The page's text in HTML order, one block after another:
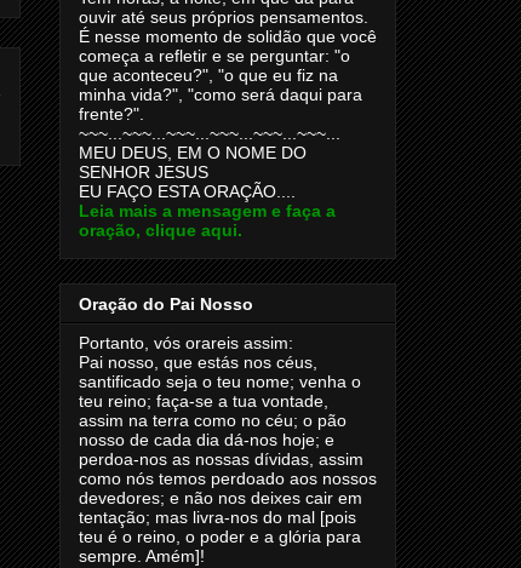
ouvir até seus próprios pensamentos.
É nesse momento de solidão que você
começa a refletir e se perguntar: "o
que aconteceu?", "o que eu fiz na
minha vida?", "como será daqui para
frente?".
~~~...~~~...~~~...~~~...~~~...~~~...
MEU DEUS, EM O NOME DO
SENHOR JESUS
EU FAÇO ESTA ORAÇÃO....
Leia mais a mensagem e faça a
oração, clique aqui.
Oração do Pai Nosso
Portanto, vós orareis assim:
Pai nosso, que estás nos céus,
santificado seja o teu nome; venha o
teu reino; faça-se a tua vontade,
assim na terra como no céu; o pão
nosso de cada dia dá-nos hoje; e
perdoa-nos as nossas dívidas, assim
como nós temos perdoado aos nossos
devedores; e não nos deixes cair em
tentação; mas livra-nos do mal [pois
teu é o reino, o poder e a glória para
sempre. Amém]!